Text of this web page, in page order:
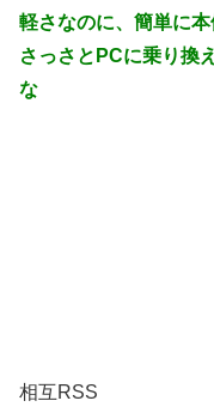
軽さなのに、簡単に
さっさとPCに乗り換
な
相互RSS